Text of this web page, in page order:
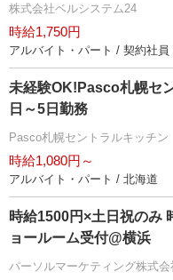
株式会社ベルシステム24
時給1,750円
アルバイト・パート / 契約社
未経験OK!Pasco札幌セ
日～5日勤務
Pasco札幌セントラルキッチン
時給1,080円～
アルバイト・パート / 北海道
時給1500円×土日祝のみ
ョールーム受付@横浜
パーソルマーケティング株式会